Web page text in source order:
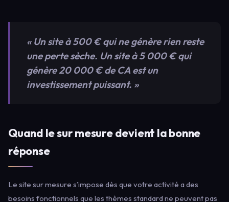
« Un site à 500 € qui ne génère rien reste
une perte sèche. Un site à 5 000 € qui
génère 20 000 € de CA est un
investissement puissant. »
Quand le sur mesure devient la bonne
réponse
Le site sur mesure s’impose dès que votre activité a des
besoins fonctionnels que les thèmes standard ne peuvent pas